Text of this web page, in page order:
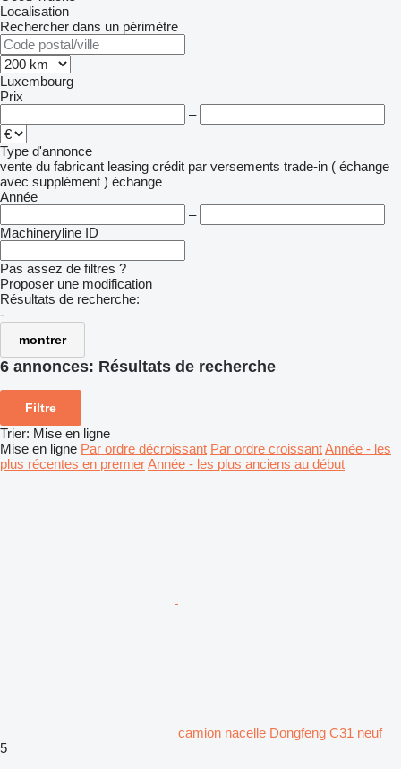
Localisation
Rechercher dans un périmètre
Luxembourg
Prix
–
Type d'annonce
vente du fabricant leasing crédit par versements trade-in ( échange
avec supplément ) échange
Année
–
Machineryline ID
Pas assez de filtres ?
Proposer une modification
Résultats de recherche:
-
montrer
6 annonces: Résultats de recherche
Filtre
Trier: Mise en ligne
Mise en ligne Par ordre décroissant Par ordre croissantAnnée - les
plus récentes en premierAnnée - les plus anciens au début
camion nacelle Dongfeng C31 neuf
5